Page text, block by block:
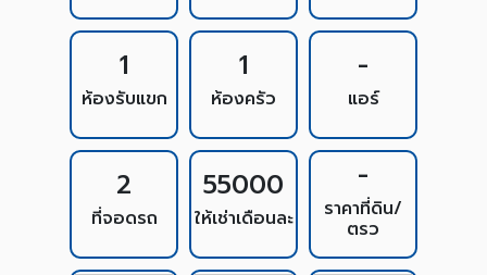
1
ห้องรับแขก
1
ห้องครัว
-
แอร์
2
ที่จอดรถ
55000
ให้เช่าเดือนละ
-
ราคาที่ดิน/
ตรว